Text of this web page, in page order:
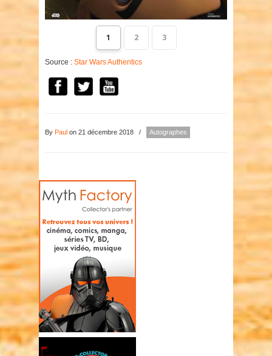
1 2 3
Source : Star Wars Authentics
By Paul on 21 décembre 2018 / Autographes